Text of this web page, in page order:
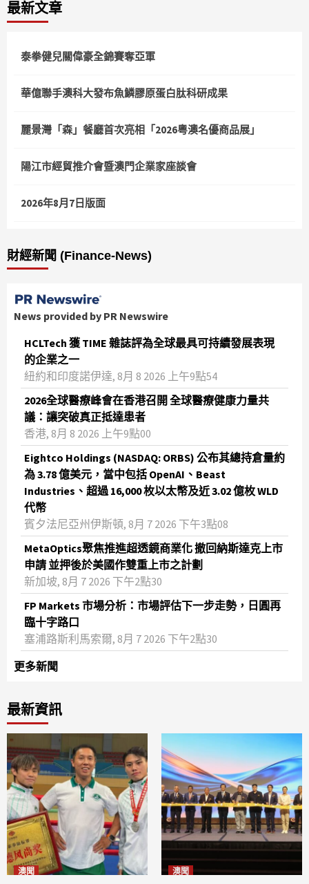
最新文章
泰拳健兒關偉豪全錦賽奪亞軍
華億聯手澳科大發布魚鱗膠原蛋白肽科研成果
麗景灣「森」餐廳首次亮相「2026粵澳名優商品展」
陽江市經貿推介會暨澳門企業家座談會
2026年8月7日版面
財經新聞 (Finance-News)
News provided by PR Newswire
HCLTech 獲 TIME 雜誌評為全球最具可持續發展表現
的企業之一
紐約和印度諾伊達, 8月 8 2026 上午9點54
2026全球醫療峰會在香港召開 全球醫療健康力量共
議：讓突破真正抵達患者
香港, 8月 8 2026 上午9點00
Eightco Holdings (NASDAQ: ORBS) 公布其總持倉量約
為 3.78 億美元，當中包括 OpenAI、Beast
Industries、超過 16,000 枚以太幣及近 3.02 億枚 WLD
代幣
賓夕法尼亞州伊斯頓, 8月 7 2026 下午3點08
MetaOptics聚焦推進超透鏡商業化 撤回納斯達克上市
申請 並押後於美國作雙重上市之計劃
新加坡, 8月 7 2026 下午2點30
FP Markets 市場分析：市場評估下一步走勢，日圓再
臨十字路口
塞浦路斯利馬索爾, 8月 7 2026 下午2點30
更多新聞
最新資訊
澳聞 澳聞